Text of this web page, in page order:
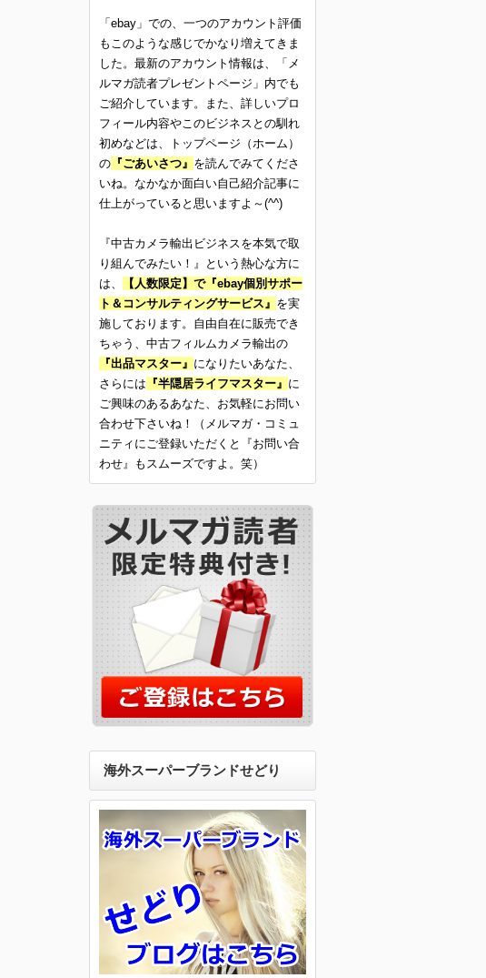
「ebay」での、一つのアカウント評価
もこのような感じでかなり増えてきま
した。最新のアカウント情報は、「メ
ルマガ読者プレゼントページ」内でも
ご紹介しています。また、詳しいプロ
フィール内容やこのビジネスとの馴れ
初めなどは、トップページ（ホーム）
の 『ごあいさつ』 を読んでみてくださ
いね。なかなか面白い自己紹介記事に
仕上がっていると思いますよ～(^^)
『中古カメラ輸出ビジネスを本気で取
り組んでみたい！』という熱心な方に
は、
【人数限定】で『ebay個別サポー
ト＆コンサルティングサービス』 を実
施しております。自由自在に販売でき
ちゃう、中古フィルムカメラ輸出の
『出品マスター』 になりたいあなた、
さらには 『半隠居ライフマスター』 に
ご興味のあるあなた、お気軽にお問い
合わせ下さいね！（メルマガ・コミュ
ニティにご登録いただくと『お問い合
わせ』もスムーズですよ。笑）
海外スーパーブランドせどり